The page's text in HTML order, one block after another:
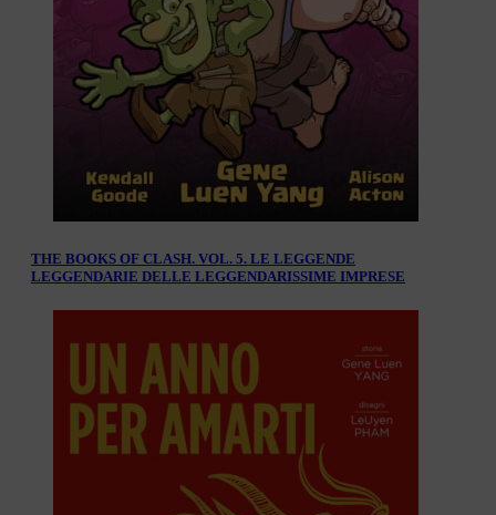
THE BOOKS OF CLASH. VOL. 5. LE LEGGENDE
LEGGENDARIE DELLE LEGGENDARISSIME IMPRESE